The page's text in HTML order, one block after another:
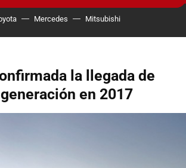
Mercedes Mitsubishi
la llegada de
en 2017